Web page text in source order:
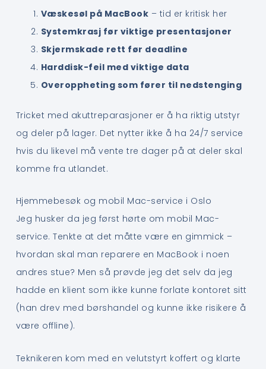
Væskesøl på MacBook – tid er kritisk her
Systemkrasj før viktige presentasjoner
Skjermskade rett før deadline
Harddisk-feil med viktige data
Overoppheting som fører til nedstenging
Tricket med akuttreparasjoner er å ha riktig utstyr
og deler på lager. Det nytter ikke å ha 24/7 service
hvis du likevel må vente tre dager på at deler skal
komme fra utlandet.
Hjemmebesøk og mobil Mac-service i Oslo
Jeg husker da jeg først hørte om mobil Mac-
service. Tenkte at det måtte være en gimmick –
hvordan skal man reparere en MacBook i noen
andres stue? Men så prøvde jeg det selv da jeg
hadde en klient som ikke kunne forlate kontoret sitt
(han drev med børshandel og kunne ikke risikere å
være offline).
Teknikeren kom med en velutstyrt koffert og klarte